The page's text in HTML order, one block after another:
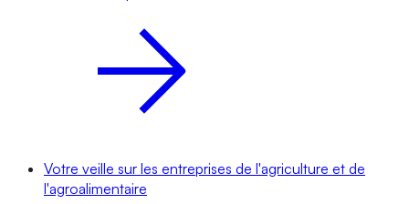
Votre veille sur les entreprises de l'agriculture et de
l'agroalimentaire